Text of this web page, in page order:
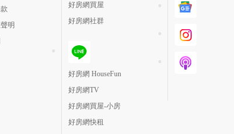
月熱門度高 → 低
明
好房網買屋
好房網社群
好房網 HouseFun
好房網TV
好房網買屋-小房
好房網快租